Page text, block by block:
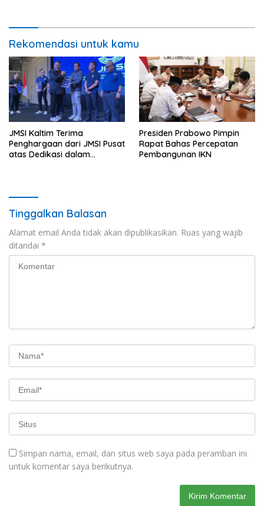
Rekomendasi untuk kamu
JMSI Kaltim Terima
Penghargaan dari JMSI Pusat
atas Dedikasi dalam
Presiden Prabowo Pimpin
Rapat Bahas Percepatan
Pembangunan IKN
Tinggalkan Balasan
Alamat email Anda tidak akan dipublikasikan. Ruas yang wajib
ditandai *
Simpan nama, email, dan situs web saya pada peramban ini
untuk komentar saya berikutnya.